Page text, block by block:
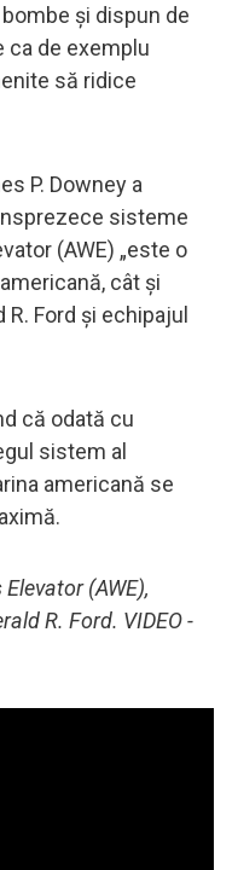
și dispun de
ca de exemplu
să ridice
P. Downey a
sisteme
(AWE) „este o
cât și
R. Ford și echipajul
că odată cu
sistem al
americană se
(AWE),
R. Ford. VIDEO -